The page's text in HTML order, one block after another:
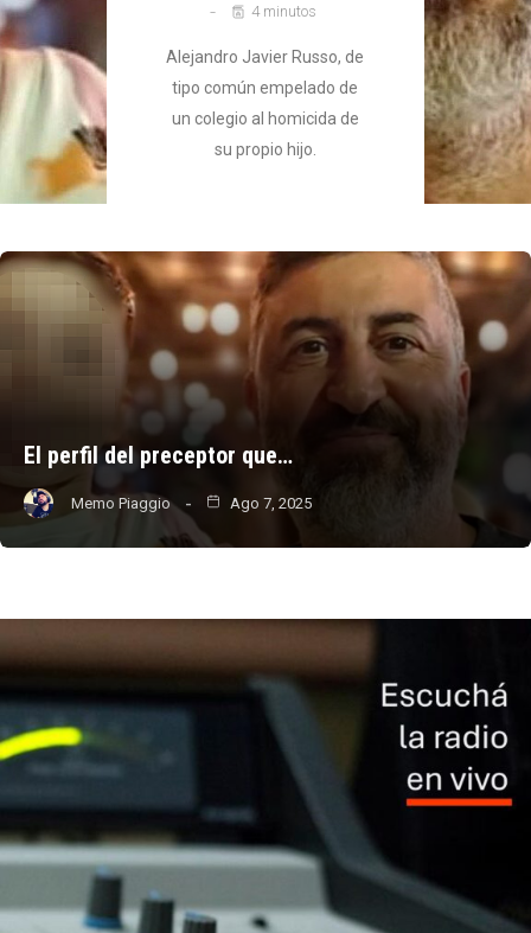
4 minutos
Alejandro Javier Russo, de
tipo común empelado de
un colegio al homicida de
su propio hijo.
El perfil del preceptor que…
Memo Piaggio Ago 7, 2025